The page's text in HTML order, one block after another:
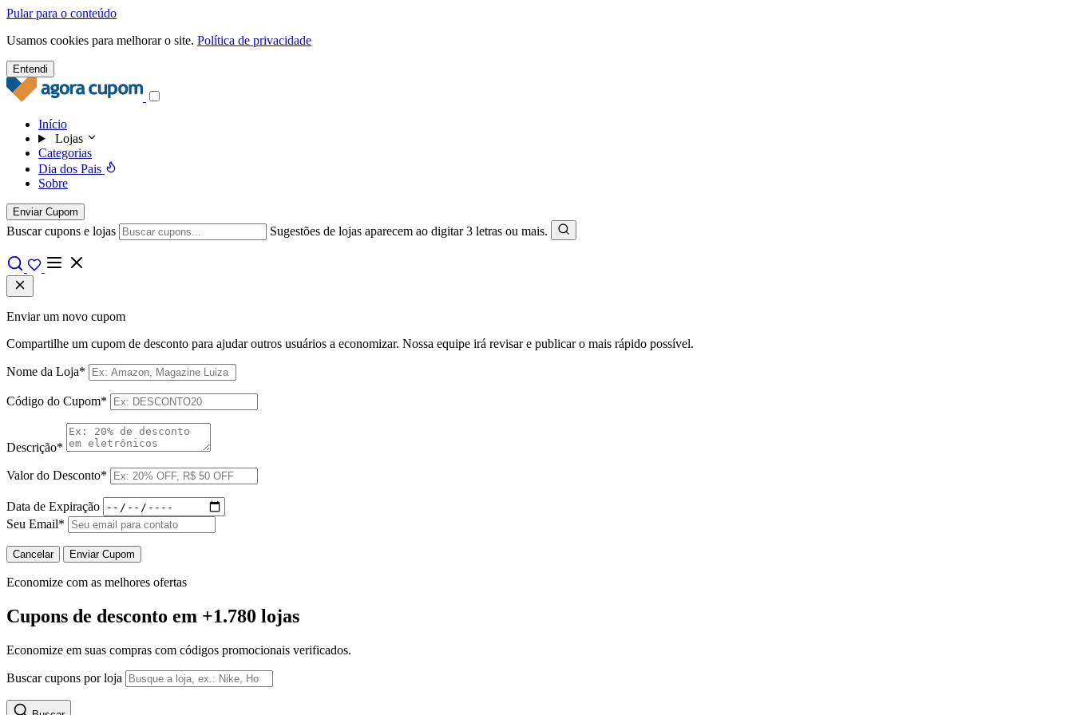
Pular para o conteúdo
Usamos cookies para melhorar o site. Política de privacidade
Entendi
Início
Lojas
Categorias
Dia dos Pais
Sobre
Enviar Cupom
Buscar cupons e lojas Sugestões de lojas aparecem ao digitar 3 letras ou mais.
Enviar um novo cupom
Compartilhe um cupom de desconto para ajudar outros usuários a economizar. Nossa equipe irá revisar e publicar o mais rápido possível.
Nome da Loja*
Código do Cupom*
Descrição*
Valor do Desconto*
Data de Expiração
Seu Email*
Cancelar Enviar Cupom
Economize com as melhores ofertas
Cupons de desconto em +1.780 lojas
Economize em suas compras com códigos promocionais verificados.
Buscar cupons por loja